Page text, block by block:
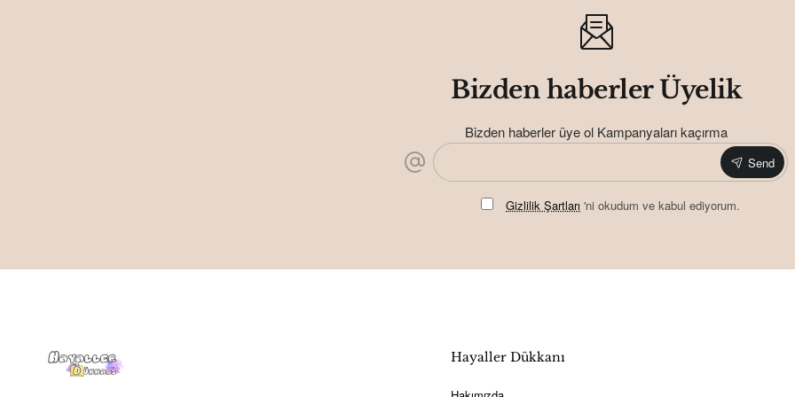
Bizden haberler Üyelik
Bizden haberler üye ol Kampanyaları kaçırma
Send
Gizlilik Şartları 'ni okudum ve kabul ediyorum.
Hayaller Dükkanı